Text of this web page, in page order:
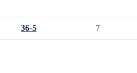
36-5 7